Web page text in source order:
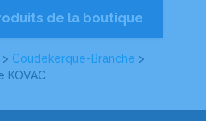
> Coudekerque-Branche >
KOVAC
de la boutique